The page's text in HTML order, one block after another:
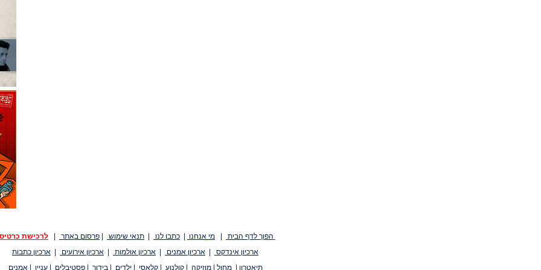
הפוך לדף הבית מי אנחנו כתבו לנו תנאי שימוש פרסום באתר
לרכישת
ארכיון אינדקס
ארכיון אמנים ארכיון אולמות ארכיון אירועים
ארכיון כתבות
תיאטרון
|מחול |מוזיקה |קולנוע |קלאסי ילדים |בידור |פסטיבלים |עניין |אמנים